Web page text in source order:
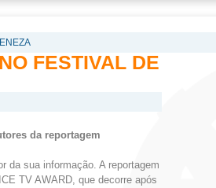
FESTIVAL DE
da reportagem
da sua informação. A reportagem
TV AWARD, que decorre após